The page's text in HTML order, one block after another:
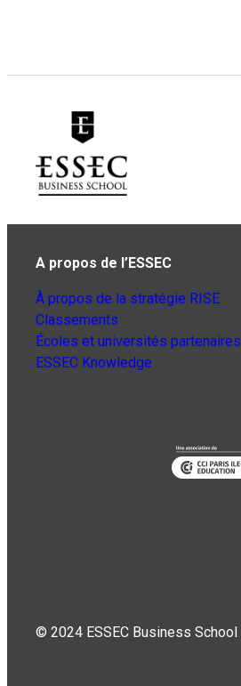
A propos de l’ESSEC
À propos de la stratégie RISE
Classements
Écoles et universités partenaires
ESSEC Knowledge
© 2024 ESSEC Business School